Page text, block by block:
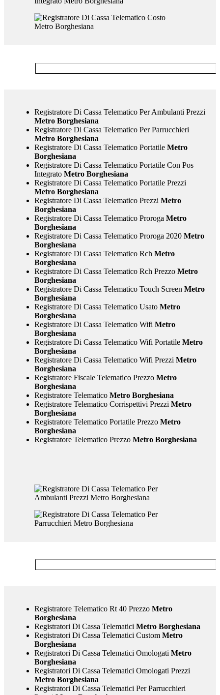
Registratore Di Cassa Telematico Per Ambulanti Prezzi
Metro Borghesiana
Registratore Di Cassa Telematico Per Parrucchieri
Metro Borghesiana
Registratore Di Cassa Telematico PortatileMetro
Borghesiana
Registratore Di Cassa Telematico Portatile Con Pos
IntegratoMetro Borghesiana
Registratore Di Cassa Telematico Portatile Prezzi
Metro Borghesiana
Registratore Di Cassa Telematico Prezzi Metro
Borghesiana
Registratore Di Cassa Telematico Proroga Metro
Borghesiana
Registratore Di Cassa Telematico Proroga 2020Metro
Borghesiana
Registratore Di Cassa Telematico Rch Metro
Borghesiana
Registratore Di Cassa Telematico Rch PrezzoMetro
Borghesiana
Registratore Di Cassa Telematico Touch Screen Metro
Borghesiana
Registratore Di Cassa Telematico UsatoMetro
Borghesiana
Registratore Di Cassa Telematico Wifi Metro
Borghesiana
Registratore Di Cassa Telematico Wifi PortatileMetro
Borghesiana
Registratore Di Cassa Telematico Wifi Prezzi Metro
Borghesiana
Registratore Fiscale Telematico PrezzoMetro
Borghesiana
Registratore TelematicoMetro Borghesiana
Registratore Telematico Corrispettivi Prezzi Metro
Borghesiana
Registratore Telematico Portatile PrezzoMetro
Borghesiana
Registratore Telematico PrezzoMetro Borghesiana
Registratore Telematico Rt 40 PrezzoMetro
Borghesiana
Registratori Di Cassa Telematici Metro Borghesiana
Registratori Di Cassa Telematici CustomMetro
Borghesiana
Registratori Di Cassa Telematici Omologati Metro
Borghesiana
Registratori Di Cassa Telematici Omologati Prezzi
Metro Borghesiana
Registratori Di Cassa Telematici Per Parrucchieri